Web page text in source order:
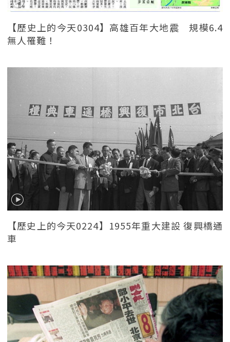
【歷史上的今天0304】高雄百年大地震 規模6.4
無人罹難！
【歷史上的今天0224】1955年重大建設 復興橋通
車